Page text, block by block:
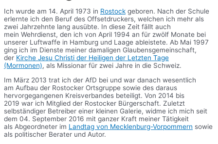
Ich wurde am 14. April 1973 in Rostock geboren. Nach der Schule
erlernte ich den Beruf des Offsetdruckers, welchen ich mehr als
zwei Jahrzehnte lang ausübte. In diese Zeit fällt auch
mein Wehrdienst, den ich von April 1994 an für zwölf Monate bei
unserer Luftwaffe in Hamburg und Laage ableistete. Ab Mai 1997
ging ich im Dienste meiner damaligen Glaubensgemeinschaft,
der Kirche Jesu Christi der Heiligen der Letzten Tage
(Mormonen), als Missionar für zwei Jahre in die Schweiz.
Im März 2013 trat ich der AfD bei und war danach wesentlich
am Aufbau der Rostocker Ortsgruppe sowie des daraus
hervorgegangenen Kreisverbandes beteiligt. Von 2014 bis
2019 war ich Mitglied der Rostocker Bürgerschaft. Zuletzt
selbständiger Betreiber einer kleinen Galerie, widme ich mich seit
dem 04. September 2016 mit ganzer Kraft meiner Tätigkeit
als Abgeordneter im Landtag von Mecklenburg-Vorpommern sowie
als politischer Berater und Autor.